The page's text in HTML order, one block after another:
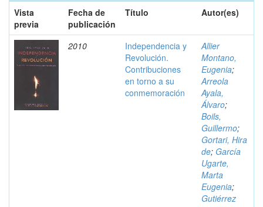
Vista
previa
Fecha de
publicación
Título Autor(es)
2010
Independencia y
Revolución.
Contribuciones
en torno a su
conmemoración
Allier
Montano,
Eugenia;
Arreola
Ayala,
Álvaro;
Boils,
Guillermo;
Gortari, Hira
de; García
Ugarte,
Marta
Eugenia;
Gutiérrez